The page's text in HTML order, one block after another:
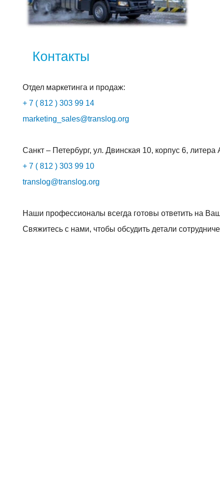
Контакты
Отдел маркетинга и продаж:
+ 7 ( 812 ) 303 99 14
marketing_sales@translog.org
Санкт – Петербург, ул. Двинская 10, корпус 6, литера
+ 7 ( 812 ) 303 99 10
translog@translog.org
Наши профессионалы всегда готовы ответить на
Свяжитесь с нами, чтобы обсудить детали